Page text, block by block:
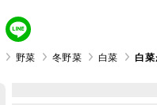
野菜 冬野菜 白菜 白